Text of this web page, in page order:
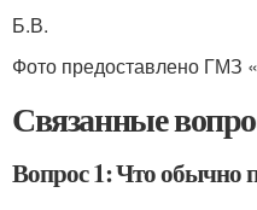
Б.В.
Фото предоставлено ГМЗ
Связанные
Вопрос 1: Что обычно